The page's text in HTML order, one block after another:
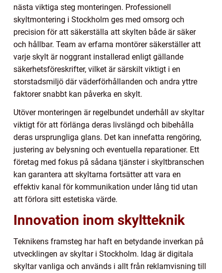
nästa viktiga steg monteringen. Professionell
skyltmontering i Stockholm ges med omsorg och
precision för att säkerställa att skylten både är säker
och hållbar. Team av erfarna montörer säkerställer att
varje skylt är noggrant installerad enligt gällande
säkerhetsföreskrifter, vilket är särskilt viktigt i en
storstadsmiljö där väderförhållanden och andra yttre
faktorer snabbt kan påverka en skylt.
Utöver monteringen är regelbundet underhåll av skyltar
viktigt för att förlänga deras livslängd och bibehålla
deras ursprungliga glans. Det kan innefatta rengöring,
justering av belysning och eventuella reparationer. Ett
företag med fokus på sådana tjänster i skyltbranschen
kan garantera att skyltarna fortsätter att vara en
effektiv kanal för kommunikation under lång tid utan
att förlora sitt estetiska värde.
Innovation inom skyltteknik
Teknikens framsteg har haft en betydande inverkan på
utvecklingen av skyltar i Stockholm. Idag är digitala
skyltar vanliga och används i allt från reklamvisning till